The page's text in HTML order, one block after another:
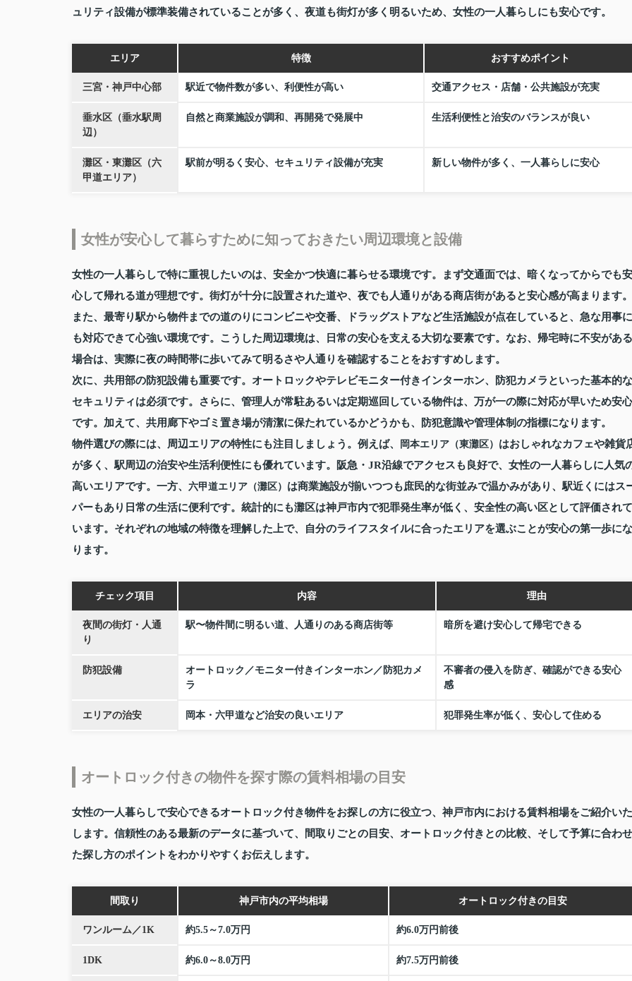
ュリティ設備が標準装備されていることが多く、夜道も街灯が多く明るいため、女性の一人暮らしにも安心です。
エリア 特徴 おすすめポイント
三宮・神戸中心部 駅近で物件数が多い、利便性が高い 交通アクセス・店舗・公共施設が充実
垂水区（垂水駅周
辺）
自然と商業施設が調和、再開発で発展中 生活利便性と治安のバランスが良い
灘区・東灘区（六
甲道エリア）
駅前が明るく安心、セキュリティ設備が充実 新しい物件が多く、一人暮らしに安心
女性が安心して暮らすために知っておきたい周辺環境と設備
女性の一人暮らしで特に重視したいのは、安全かつ快適に暮らせる環境です。まず交通面では、暗くなってからでも安
心して帰れる道が理想です。街灯が十分に設置された道や、夜でも人通りがある商店街があると安心感が高まります。
また、最寄り駅から物件までの道のりにコンビニや交番、ドラッグストアなど生活施設が点在していると、急な用事に
も対応できて心強い環境です。こうした周辺環境は、日常の安心を支える大切な要素です。なお、帰宅時に不安がある
場合は、実際に夜の時間帯に歩いてみて明るさや人通りを確認することをおすすめします。
次に、共用部の防犯設備も重要です。オートロックやテレビモニター付きインターホン、防犯カメラといった基本的な
セキュリティは必須です。さらに、管理人が常駐あるいは定期巡回している物件は、万が一の際に対応が早いため安心
です。加えて、共用廊下やゴミ置き場が清潔に保たれているかどうかも、防犯意識や管理体制の指標になります。
物件選びの際には、周辺エリアの特性にも注目しましょう。例えば、
岡本エリア（東灘区） はおしゃれなカフェや雑貨
が多く、駅周辺の治安や生活利便性にも優れています。阪急・JR沿線でアクセスも良好で、女性の一人暮らしに人気
高いエリアです。一方、 六甲道エリア（灘区） は商業施設が揃いつつも庶民的な街並みで温かみがあり、駅近くにはス
パーもあり日常の生活に便利です。統計的にも灘区は神戸市内で犯罪発生率が低く、安全性の高い区として評価されて
います。それぞれの地域の特徴を理解した上で、自分のライフスタイルに合ったエリアを選ぶことが安心の第一歩にな
ります。
チェック項目 内容 理由
夜間の街灯・人通
り
駅〜物件間に明るい道、人通りのある商店街等 暗所を避け安心して帰宅できる
防犯設備
オートロック／モニター付きインターホン／防犯カメ
ラ
不審者の侵入を防ぎ、確認ができる安心
感
エリアの治安 岡本・六甲道など治安の良いエリア 犯罪発生率が低く、安心して住める
オートロック付きの物件を探す際の賃料相場の目安
女性の一人暮らしで安心できるオートロック付き物件をお探しの方に役立つ、神戸市内における賃料相場をご紹介いた
します。信頼性のある最新のデータに基づいて、間取りごとの目安、オートロック付きとの比較、そして予算に合わせ
た探し方のポイントをわかりやすくお伝えします。
間取り 神戸市内の平均相場 オートロック付きの目安
ワンルーム／1K 約5.5～7.0万円 約6.0万円前後
1DK 約6.0～8.0万円 約7.5万円前後